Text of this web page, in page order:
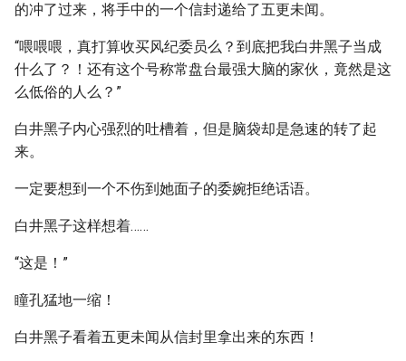
的冲了过来，将手中的一个信封递给了五更未闻。
“喂喂喂，真打算收买风纪委员么？到底把我白井黑子当成
什么了？！还有这个号称常盘台最强大脑的家伙，竟然是这
么低俗的人么？”
白井黑子内心强烈的吐槽着，但是脑袋却是急速的转了起
来。
一定要想到一个不伤到她面子的委婉拒绝话语。
白井黑子这样想着……
“这是！”
瞳孔猛地一缩！
白井黑子看着五更未闻从信封里拿出来的东西！